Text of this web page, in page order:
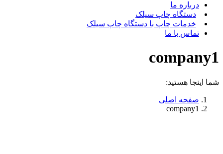
درباره ما
دستگاه چاپ سیلک
خدمات چاپ با دستگاه چاپ سیلک
تماس با ما
company1
شما اینجا هستید:
صفحه اصلی
company1